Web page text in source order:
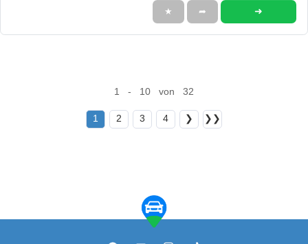
★ ➦ ➜
1 - 10 von 32
1 2 3 4 ❯ ❯❯